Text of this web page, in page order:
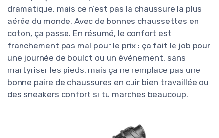
dramatique, mais ce n’est pas la chaussure la plus
aérée du monde. Avec de bonnes chaussettes en
coton, ça passe. En résumé, le confort est
franchement pas mal pour le prix : ça fait le job pour
une journée de boulot ou un événement, sans
martyriser les pieds, mais ça ne remplace pas une
bonne paire de chaussures en cuir bien travaillée ou
des sneakers confort si tu marches beaucoup.